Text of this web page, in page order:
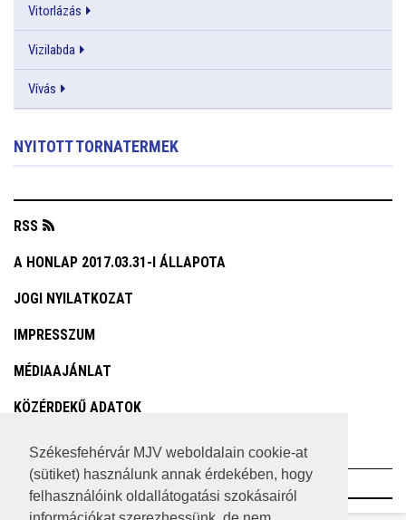
Székesfehérvár MJV weboldalain cookie-at
(sütiket) használunk annak érdekében, hogy
felhasználóink oldallátogatási szokásairól
Vitorlázás
Vizilabda
Vívás
NYITOTT TORNATERMEK
RSS
A HONLAP 2017.03.31-I ÁLLAPOTA
JOGI NYILATKOZAT
IMPRESSZUM
MÉDIAAJÁNLAT
KÖZÉRDEKŰ ADATOK
ADATVÉDELEM
©2023 SZÉKESFEHÉRVÁR MEGYEI JOGÚ VÁROS